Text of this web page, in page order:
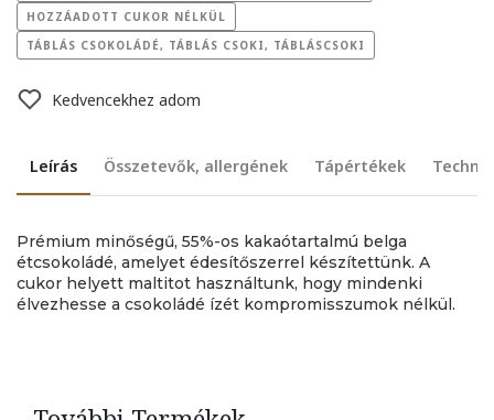
HOZZÁADOTT CUKOR NÉLKÜL
TÁBLÁS CSOKOLÁDÉ, TÁBLÁS CSOKI, TÁBLÁSCSOKI
Kedvencekhez adom
Leírás Összetevők, allergének Tápértékek
Prémium minőségű, 55%-os kakaótartalmú belga
étcsokoládé, amelyet édesítőszerrel készítettünk. A
cukor helyett maltitot használtunk, hogy mindenki
élvezhesse a csokoládé ízét kompromisszumok nélkül.